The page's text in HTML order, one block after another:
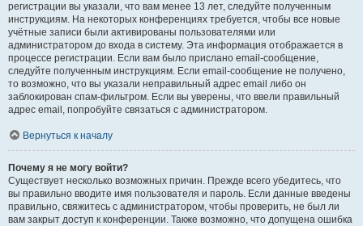
регистрации вы указали, что вам менее 13 лет, следуйте полученным
инструкциям. На некоторых конференциях требуется, чтобы все новые
учётные записи были активированы пользователями или
администратором до входа в систему. Эта информация отображается в
процессе регистрации. Если вам было прислано email-сообщение,
следуйте полученным инструкциям. Если email-сообщение не получено,
то возможно, что вы указали неправильный адрес email либо он
заблокирован спам-фильтром. Если вы уверены, что ввели правильный
адрес email, попробуйте связаться с администратором.
Вернуться к началу
Почему я не могу войти?
Существует несколько возможных причин. Прежде всего убедитесь, что
вы правильно вводите имя пользователя и пароль. Если данные введены
правильно, свяжитесь с администратором, чтобы проверить, не был ли
вам закрыт доступ к конференции. Также возможно, что допущена ошибка